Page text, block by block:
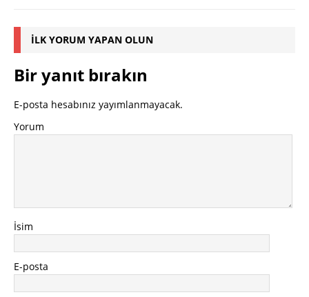
İLK YORUM YAPAN OLUN
Bir yanıt bırakın
E-posta hesabınız yayımlanmayacak.
Yorum
İsim
E-posta